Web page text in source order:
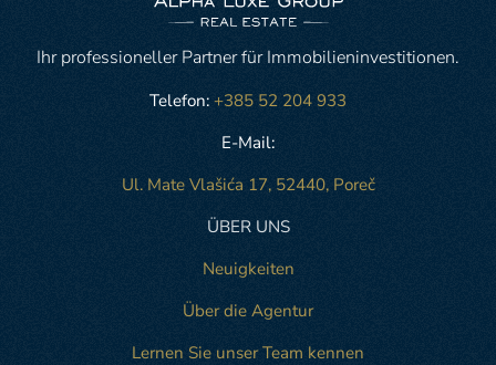
Ihr professioneller Partner für Immobilieninvestitionen.
Telefon: +385 52 204 933
E-Mail:
Ul. Mate Vlašića 17, 52440, Poreč
ÜBER UNS
Neuigkeiten
Über die Agentur
Lernen Sie unser Team kennen